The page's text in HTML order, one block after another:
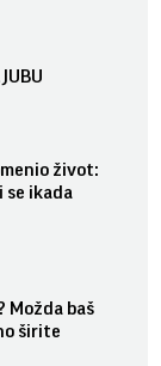
život:
se ikada
Možda baš
širite